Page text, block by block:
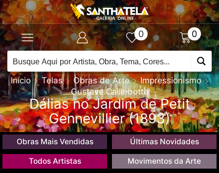
0 0
Início Telas Obras de Arte
Impressionismo
Gustave Caillebotte
Dálias no Jardim de Petit
Gennevillier (1893)
Obras Mais Vendidas Últimas Novidades
Todos Artistas Movimentos da Arte